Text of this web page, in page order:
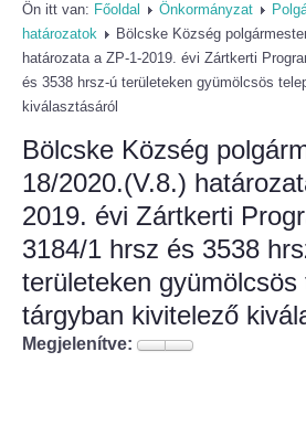
FŐOLDAL
A KÖZSÉGRŐL
Bölcske település
Bölcske történelme
Mi újság Bölcskén?
Értéktár bizottság
Ön itt van: Főoldal Önkormányzat
határozatok
Bölcske Község
határozata a ZP-1-2019. évi Zártkerti
és 3538 hrsz-ú területeken gyümölcsös
kiválasztásáról
Bölcske Község
18/2020.(V.8.)
2019. évi Zártkerti
3184/1 hrsz és 3538
területeken
tárgyban kivitelező
Megjelenítve: